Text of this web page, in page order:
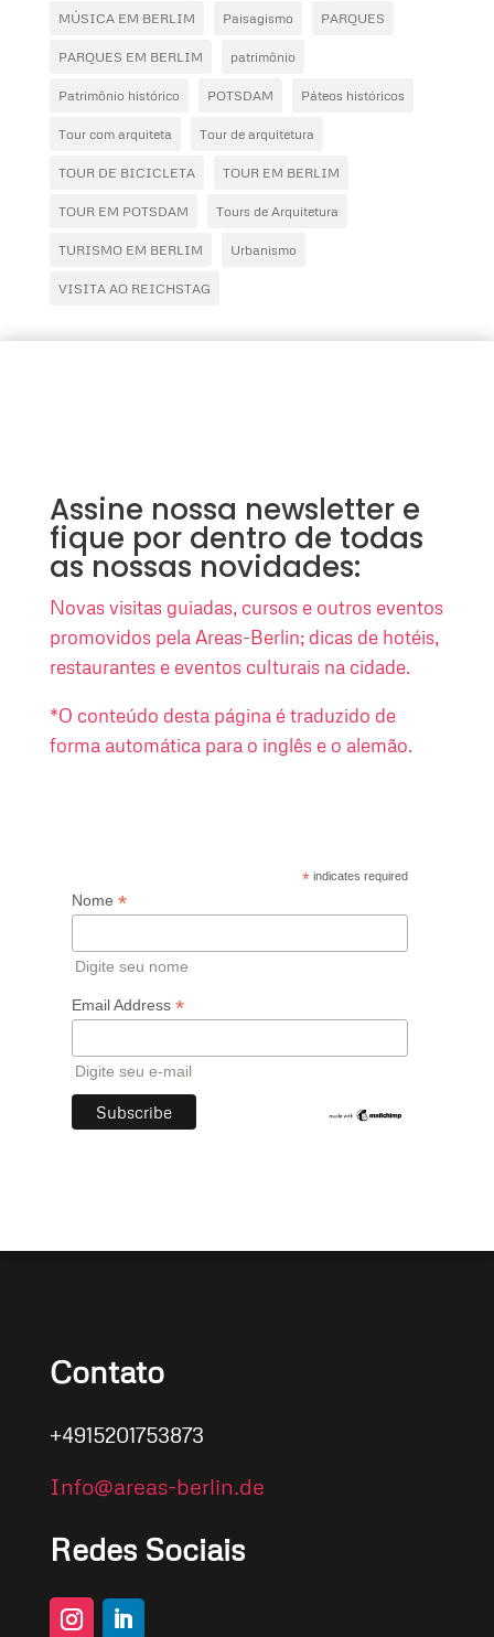
MÚSICA EM BERLIM Paisagismo PARQUES
PARQUES EM BERLIM patrimônio
Patrimônio histórico POTSDAM Páteos históricos
Tour com arquiteta Tour de arquitetura
TOUR DE BICICLETA TOUR EM BERLIM
TOUR EM POTSDAM Tours de Arquitetura
TURISMO EM BERLIM Urbanismo
VISITA AO REICHSTAG
Assine nossa newsletter e
fique por dentro de todas
as nossas novidades:
Novas visitas guiadas, cursos e outros eventos
promovidos pela Areas-Berlin; dicas de hotéis,
restaurantes e eventos culturais na cidade.
*O conteúdo desta página é traduzido de
forma automática para o inglês e o alemão.
* indicates required
Nome *
Digite seu nome
Email Address *
Digite seu e-mail
Contato
+4915201753873
Info@areas-berlin.de
Redes Sociais